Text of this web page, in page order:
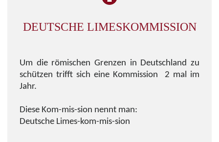
DEUTSCHE LIMESKOMMISSION
Um die römischen Grenzen in Deutschland zu
schützen trifft sich eine Kommission 2 mal im
Jahr.
Diese Kom-mis-sion nennt man:
Deutsche Limes-kom-mis-sion